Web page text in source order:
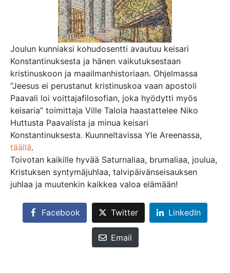
Joulun kunniaksi kohudosentti avautuu keisari
Konstantinuksesta ja hänen vaikutuksestaan
kristinuskoon ja maailmanhistoriaan. Ohjelmassa
”Jeesus ei perustanut kristinuskoa vaan apostoli
Paavali loi voittajafilosofian, joka hyödytti myös
keisaria” toimittaja Ville Talola haastattelee Niko
Huttusta Paavalista ja minua keisari
Konstantinuksesta. Kuunneltavissa Yle Areenassa,
täällä.
Toivotan kaikille hyvää Saturnaliaa, brumaliaa, joulua,
Kristuksen syntymäjuhlaa, talvipäivänseisauksen
juhlaa ja muutenkin kaikkea valoa elämään!
Facebook Twitter LinkedIn
Email